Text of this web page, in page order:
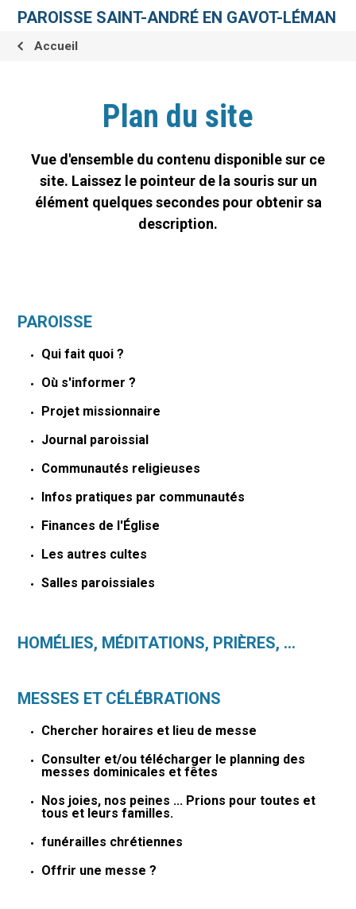
contenu.
personnelsPAROISSE SAINT-ANDRÉ EN GAVOT-LÉMAN
Accueil
Plan du site
Vue d'ensemble du contenu disponible sur ce
site. Laissez le pointeur de la souris sur un
élément quelques secondes pour obtenir sa
description.
PAROISSE
Qui fait quoi ?
Où s'informer ?
Projet missionnaire
Journal paroissial
Communautés religieuses
Infos pratiques par communautés
Finances de l'Église
Les autres cultes
Salles paroissiales
HOMÉLIES, MÉDITATIONS, PRIÈRES, ...
MESSES ET CÉLÉBRATIONS
Chercher horaires et lieu de messe
Consulter et/ou télécharger le planning des
messes dominicales et fêtes
Nos joies, nos peines ... Prions pour toutes et
tous et leurs familles.
funérailles chrétiennes
Offrir une messe ?